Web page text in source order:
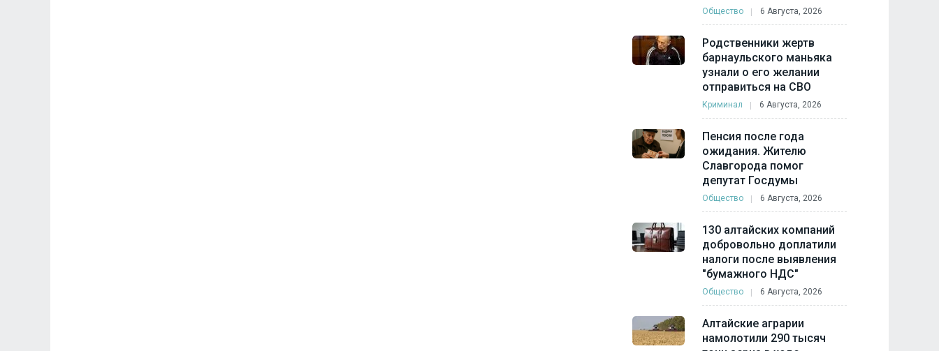
Общество 6 Августа, 2026
Родственники жертв
барнаульского маньяка
узнали о его желании
отправиться на СВО
Криминал 6 Августа, 2026
Пенсия после года
ожидания. Жителю
Славгорода помог
депутат Госдумы
Общество 6 Августа, 2026
130 алтайских компаний
добровольно доплатили
налоги после выявления
"бумажного НДС"
Общество 6 Августа, 2026
Алтайские аграрии
намолотили 290 тысяч